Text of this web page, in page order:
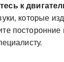
к
которые
посторонние